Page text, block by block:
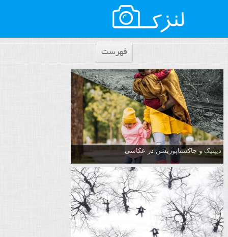
فهرست
دیپتیک و جاکستا‌پوزیشن در عکاسی